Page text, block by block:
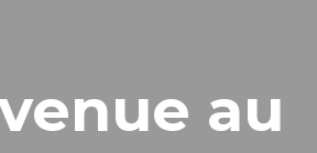
au